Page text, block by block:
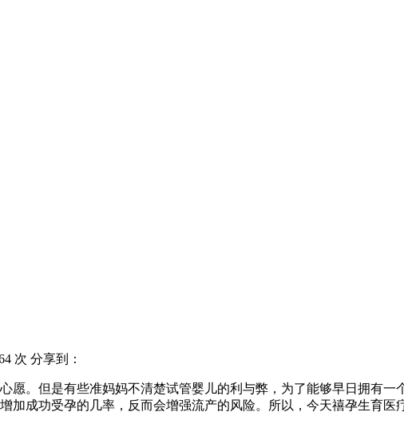
次 分享到：
愿。但是有些准妈妈不清楚试管婴儿的利与弊，为了能够早日拥有
加成功受孕的几率，反而会增强流产的风险。所以，今天禧孕生育